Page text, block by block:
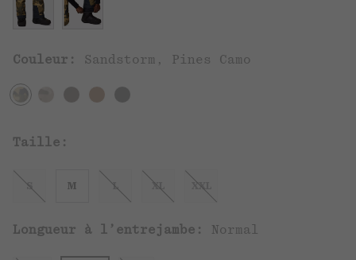
Couleur: Sandstorm, Pines Camo
Taille:
S M L XL XXL
Longueur à l’entrejambe: Normal